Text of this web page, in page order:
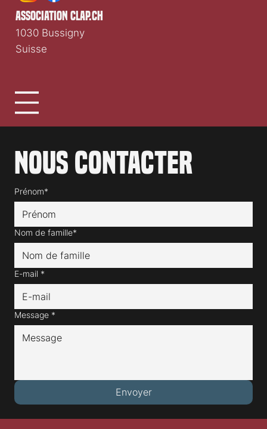
Nous contacter
Prénom*
Nom de famille*
E-mail *
Message *
Envoyer
association clap.ch
1030 Bussigny
Suisse